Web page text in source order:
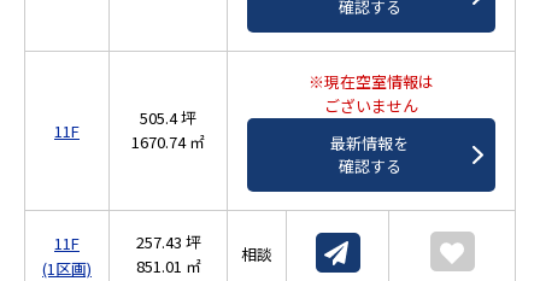
確認する
11F
505.4 坪
1670.74 ㎡
※現在空室情報は
ございません
最新情報を
確認する
11F
(1区画)
257.43 坪
851.01 ㎡
相談